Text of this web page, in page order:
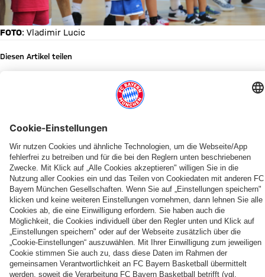
FOTO: Vladimir Lucic
Diesen Artikel teilen
WEITERE NEWS
NEWS
Nach
Empfang
folgt
erster
Test
gegen
Italiens
NEWS
Trainingslagerauftakt
in
Riva
del
Garda
PARTNER